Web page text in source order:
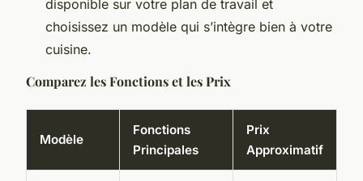
disponible sur votre plan de travail et
choisissez un modèle qui s’intègre bien à votre
cuisine.
Comparez les Fonctions et les Prix
Modèle
Fonctions
Principales
Prix
Approximatif